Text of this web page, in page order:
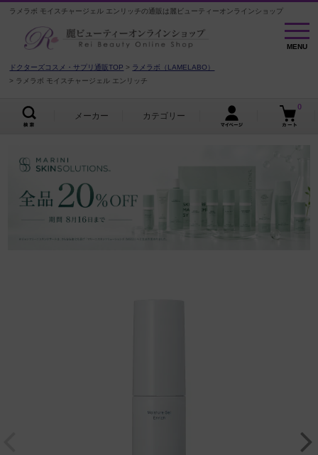
ラメラボ モイスチャージェル エンリッチの通販は麗ビューティーオンラインショップ
MENU
MENU
ドクターズコスメ・サプリ通販TOP
ラメラボ（LAMELABO）
ラメラボ モイスチャージェル エンリッチ
メーカー カテゴリー
0